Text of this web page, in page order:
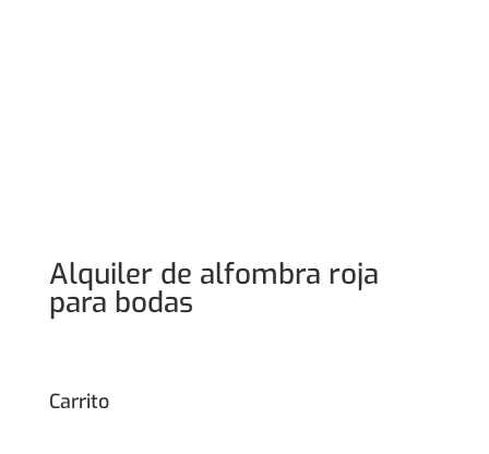
Alquiler de alfombra roja
para bodas
Carrito